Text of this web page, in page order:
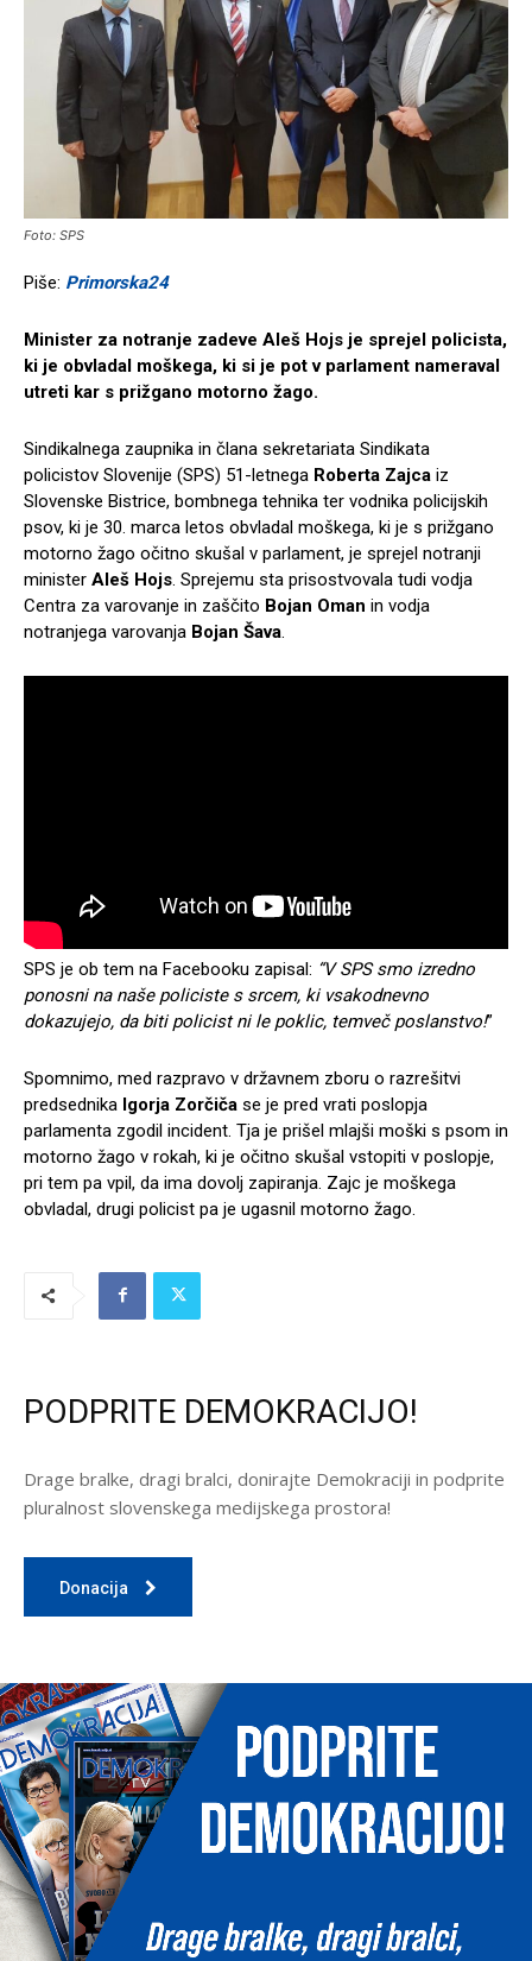
Foto: SPS
Piše: Primorska24
Minister za notranje zadeve Aleš Hojs je sprejel policista,
ki je obvladal moškega, ki si je pot v parlament nameraval
utreti kar s prižgano motorno žago.
Sindikalnega zaupnika in člana sekretariata Sindikata
policistov Slovenije (SPS) 51-letnega Roberta Zajca iz
Slovenske Bistrice, bombnega tehnika ter vodnika policijskih
psov, ki je 30. marca letos obvladal moškega, ki je s prižgano
motorno žago očitno skušal v parlament, je sprejel notranji
minister Aleš Hojs. Sprejemu sta prisostvovala tudi vodja
Centra za varovanje in zaščito Bojan Oman in vodja
notranjega varovanja Bojan Šava.
SPS je ob tem na Facebooku zapisal: “V SPS smo izredno
ponosni na naše policiste s srcem, ki vsakodnevno
dokazujejo, da biti policist ni le poklic, temveč poslanstvo!”
Spomnimo, med razpravo v državnem zboru o razrešitvi
predsednika Igorja Zorčiča se je pred vrati poslopja
parlamenta zgodil incident. Tja je prišel mlajši moški s psom in
motorno žago v rokah, ki je očitno skušal vstopiti v poslopje,
pri tem pa vpil, da ima dovolj zapiranja. Zajc je moškega
obvladal, drugi policist pa je ugasnil motorno žago.
PODPRITE DEMOKRACIJO!
Drage bralke, dragi bralci, donirajte Demokraciji in podprite
pluralnost slovenskega medijskega prostora!
Donacija